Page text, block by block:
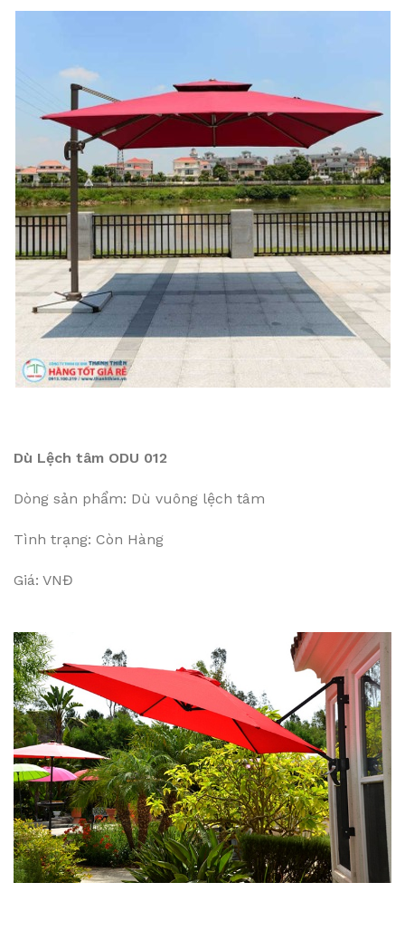
Dù Lệch tâm ODU 012
Dòng sản phẩm: Dù vuông lệch tâm
Tình trạng: Còn Hàng
Giá: VNĐ